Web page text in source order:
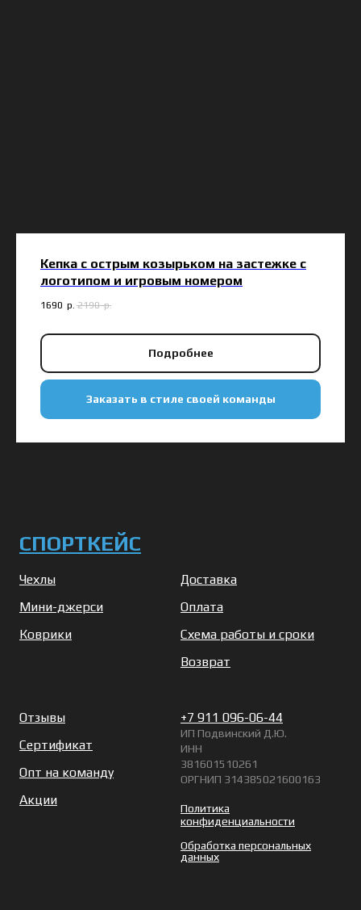
Кепка с острым козырьком на застежке с
логотипом и игровым номером
1690 р. 2190 р.
Подробнее
Заказать в стиле своей команды
СПОРТКЕЙС
Чехлы
Мини-джерси
Коврики
Доставка
Оплата
Схема работы и сроки
Возврат
Отзывы
Сертификат
Опт на команду
Акции
+7 911 096-06-44
ИП Подвинский Д.Ю.
ИНН
381601510261
ОРГНИП 314385021600163
Политика
конфиденциальности
Обработка персональных
данных